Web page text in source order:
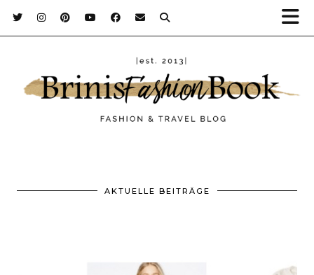
AKTUELLE BEITRÄGE